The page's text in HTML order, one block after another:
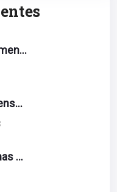
¿Por Qué Implementar La Metodología Inbound Marketing En Tu Empresa?
El Video. Indispensable En Tu Estrategia De Contenidos.
Diseño De Páginas Web. Esto Debe Tener Un Sitio Exitoso.